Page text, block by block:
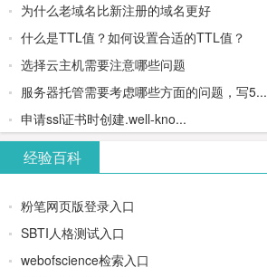
为什么老域名比新注册的域名更好
什么是TTL值？如何设置合适的TTL值？
选择云主机需要注意哪些问题
服务器托管需要考虑哪些方面的问题，写5...
申请ssl证书时创建.well-kno...
经验百科
粉笔网页版登录入口
SBTI人格测试入口
webofscience检索入口